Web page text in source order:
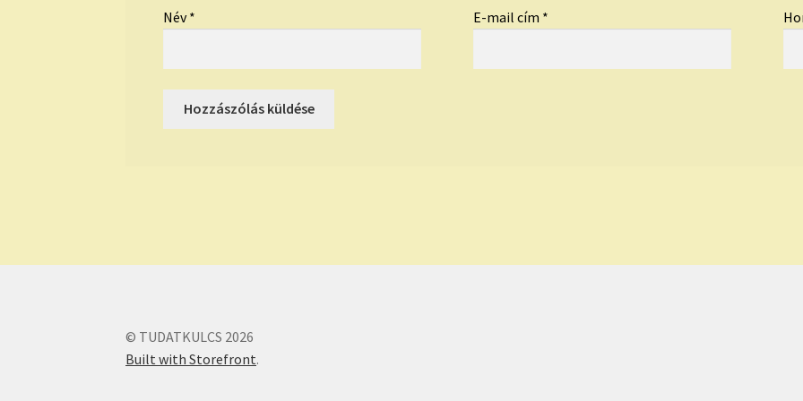
Név* E-mail cím *
© TUDATKULCS 2026
Built with Storefront.